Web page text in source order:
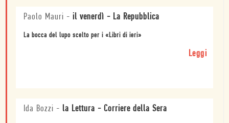
Paolo Mauri - il venerdì - La Repubblica
La bocca del lupo scelto per i «Libri di ieri»
Leggi
Ida Bozzi - la Lettura - Corriere della Sera